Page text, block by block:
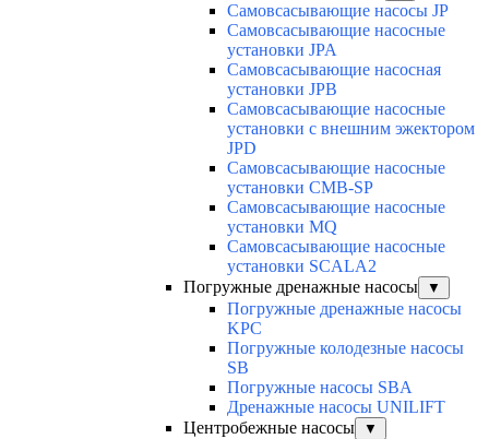
Самовсасывающие насосы JP
Самовсасывающие насосные
установки JPA
Самовсасывающие насосная
установки JPB
Самовсасывающие насосные
установки с внешним эжектором
JPD
Самовсасывающие насосные
установки CMB-SP
Самовсасывающие насосные
установки MQ
Cамовсасывающие насосные
установки SCALA2
Погружные дренажные насосы
▼
Погружные дренажные насосы
KPC
Погружные колодезные насосы
SB
Погружные насосы SBA
Дренажные насосы UNILIFT
Центробежные насосы
▼